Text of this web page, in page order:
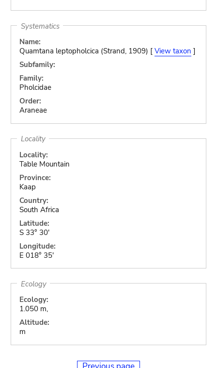
Systematics
Name:
Quamtana leptopholcica (Strand, 1909) [ View taxon ]
Subfamily:
Family:
Pholcidae
Order:
Araneae
Locality
Locality:
Table Mountain
Province:
Kaap
Country:
South Africa
Latitude:
S 33° 30'
Longitude:
E 018° 35'
Ecology
Ecology:
1.050 m,
Altitude:
m